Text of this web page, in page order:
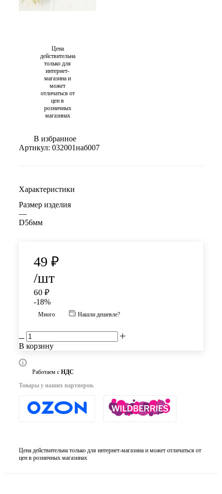
Цена
действительна
только для
интернет-
магазина и
может
отличаться от
цен в
розничных
магазинах
В избранное
Артикул: 032001наб007
Характеристики
Размер изделия
—
D56мм
49 ₽
/шт
60 ₽
-18%
Много Нашли дешевле?
В корзину
Работаем с НДС
Товары у наших партнеров.
Цена действительна только для интернет-магазина и может отличаться от
цен в розничных магазинах